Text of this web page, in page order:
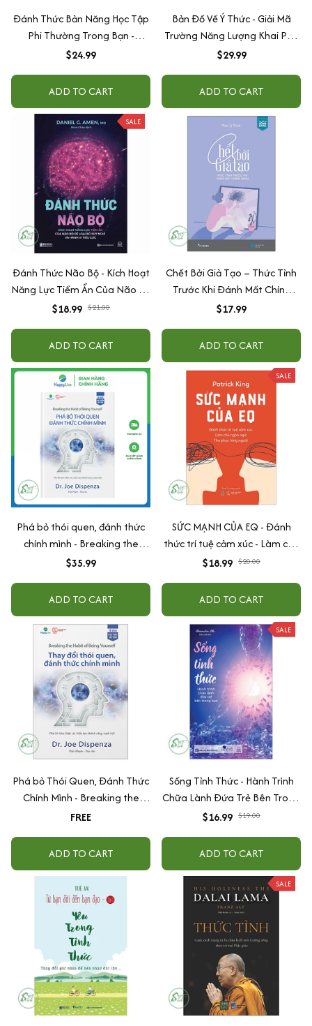
Đánh Thức Bản Năng Học Tập
Phi Thường Trong Bạn -
Phương Pháp Thao Túng Não
Nhưng Vẫn Không Ngừng Tiến
$24.99
ADD TO CART
Bản Đồ Về Ý Thức - Giải Mã
Trường Năng Lượng Khai Phá
Sức Mạnh Phi Thường Trong
$29.99
ADD TO CART
SALE
Đánh Thức Não Bộ - Kích Hoạt
Năng Lực Tiềm Ẩn Của Não Bộ
Để Loại Bỏ Suy Nghĩ Và Hành Vi
$18.99 $21.00
ADD TO CART
Chết Bởi Giả Tạo – Thức Tỉnh
Trước Khi Đánh Mất Chính
Mình
$17.99
ADD TO CART
Phá bỏ thói quen, đánh thức
chính mình - Breaking the
Habit of Being Yourself
$35.99
ADD TO CART
SALE
SỨC MẠNH CỦA EQ - Đánh
thức trí tuệ cảm xúc - Làm chủ
ngôn ngữ - Thu phục lòng
$18.99 $20.00
ADD TO CART
Phá bỏ Thói Quen, Đánh Thức
Chính Mình - Breaking the
Habit of Being Yourself
FREE
ADD TO CART
SALE
Sống Tỉnh Thức - Hành Trình
Chữa Lành Đứa Trẻ Bên Trong
Bạn
$16.99 $19.00
ADD TO CART
SALE